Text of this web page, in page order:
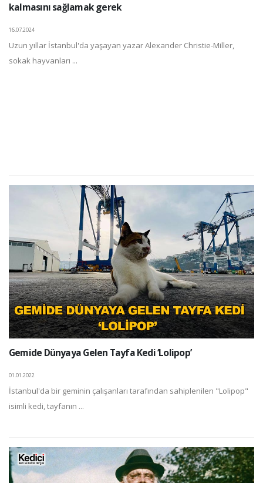
kalmasını sağlamak gerek
16.07.2024
Uzun yıllar İstanbul'da yaşayan yazar Alexander Christie-Miller,
sokak hayvanları ...
Gemide Dünyaya Gelen Tayfa Kedi ‘Lolipop’
01.01.2022
İstanbul'da bir geminin çalışanları tarafından sahiplenilen "Lolipop"
isimli kedi, tayfanın ...